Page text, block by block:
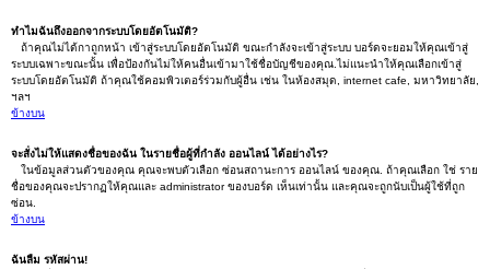
ทำไมฉันถึงออกจากระบบโดยอัตโนมัติ?
ถ้าคุณไม่ได้กาถูกหน้า เข้าสู่ระบบโดยอัตโนมัติ ขณะกำลังจะเข้าสู่ระบบ บอร์ดจะยอมให้คุณเข้าสู่
ระบบเฉพาะขณะนั้น เพื่อป้องกันไม่ให้คนอื่นเข้ามาใช้ชื่อบัญชีของคุณ.ไม่แนะนำให้คุณเลือกเข้าสู่
ระบบโดยอัตโนมัติ ถ้าคุณใช้คอมพิวเตอร์ร่วมกับผู้อื่น เช่น ในห้องสมุด, internet cafe, มหาวิทยาลัย,
ฯลฯ
ข้างบน
จะสั่งไม่ให้แสดงชื่อของฉัน ในรายชื่อผู้ที่กำลัง ออนไลน์ ได้อย่างไร?
ในข้อมูลส่วนตัวของคุณ คุณจะพบตัวเลือก ซ่อนสถานะการ ออนไลน์ ของคุณ. ถ้าคุณเลือก ใช่ ราย
ชื่อของคุณจะปรากฏให้คุณและ administrator ของบอร์ด เห็นเท่านั้น และคุณจะถูกนับเป็นผู้ใช้ที่ถูก
ซ่อน.
ข้างบน
ฉันลืม รหัสผ่าน!